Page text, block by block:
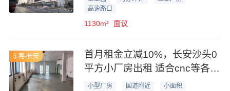
高速路口
1130m² 面议
东莞-长安
首月租金立减10%，长安沙头0
平方小厂房出租 适合cnc等各种
轻加工
小型厂房 国道附近
小面积